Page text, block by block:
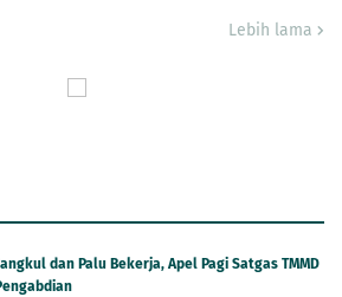
Lebih lama
dan Palu Bekerja, Apel Pagi Satgas TMMD